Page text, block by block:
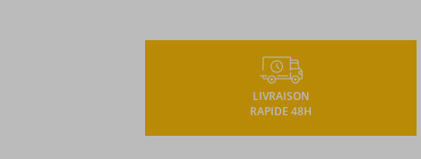
LIVRAISON
RAPIDE 48H